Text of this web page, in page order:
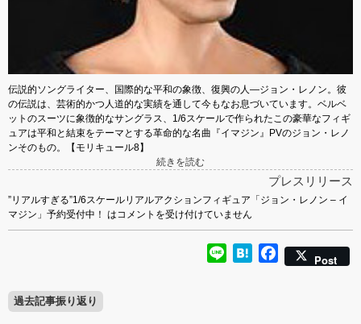
伝説的ソングライター、国際的な平和の象徴、復興の人―ジョン・レノン。彼
の伝説は、芸術的かつ人道的な実績を通して今もなお息づいています。ベルベ
ットのスーツに象徴的なサングラス、1/6スケールで作られたこの豪華なフィギ
ュアは平和と結束をテーマとする革命的な名曲『イマジン』PVのジョン・レノ
ンそのもの。【モリキュール8】
続きを読む
プレスリリース
”リアルすぎる”1/6スケールリアルアクションフィギュア「ジョン・レノン – イ
マジン」予約受付中！ はコメントを受け付けていません
Line HatenaFacebook
Post
過去記事振り返り